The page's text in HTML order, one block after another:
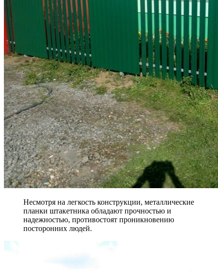
Несмотря на легкость конструкции, металлические
планки штакетника обладают прочностью и
надежностью, противостоят проникновению
посторонних людей.